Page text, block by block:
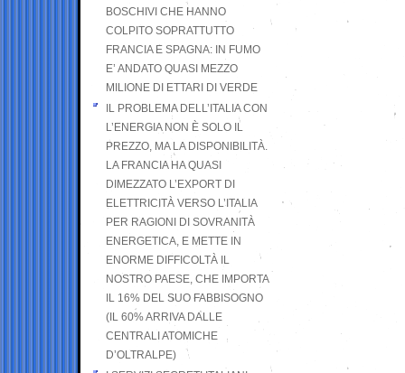
BOSCHIVI CHE HANNO
COLPITO SOPRATTUTTO
FRANCIA E SPAGNA: IN FUMO
E’ ANDATO QUASI MEZZO
MILIONE DI ETTARI DI VERDE
IL PROBLEMA DELL’ITALIA CON
L’ENERGIA NON È SOLO IL
PREZZO, MA LA DISPONIBILITÀ.
LA FRANCIA HA QUASI
DIMEZZATO L’EXPORT DI
ELETTRICITÀ VERSO L’ITALIA
PER RAGIONI DI SOVRANITÀ
ENERGETICA, E METTE IN
ENORME DIFFICOLTÀ IL
NOSTRO PAESE, CHE IMPORTA
IL 16% DEL SUO FABBISOGNO
(IL 60% ARRIVA DALLE
CENTRALI ATOMICHE
D’OLTRALPE)